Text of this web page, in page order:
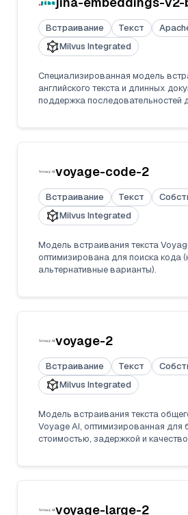
Встраивание Текст
Milvus Integrated
Специализированная модель
английского текста и длинных
поддержка последовательностей
voyage-code-2
Встраивание Текст
Milvus Integrated
Модель встраивания текста
оптимизирована для поиска кода
альтернативные варианты).
voyage-2
Встраивание Текст
Milvus Integrated
Модель встраивания текста
Voyage AI, оптимизированная
стоимостью, задержкой и
voyage-large-2